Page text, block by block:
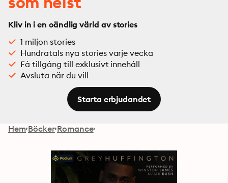
Kliv in i en oändlig värld av stories
1 miljon stories
Hundratals nya stories varje vecka
Få tillgång till exklusivt innehåll
Avsluta när du vill
Starta erbjudandet
Hem Böcker Romance